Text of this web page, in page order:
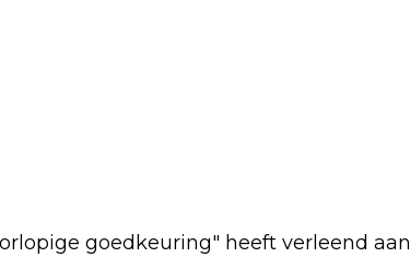
goedkeuring" heeft verleend aan